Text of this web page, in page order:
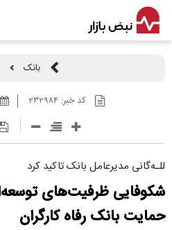
بانک
کد خبر: ۲۳۲۹۸۴
للـه‌گانی مدیرعامل بانک تاکید کرد
شکوفایی ظرفیت‌های
حمایت بانک رفاه کارگران